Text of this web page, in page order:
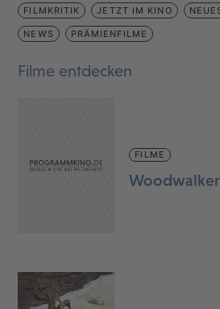
FILMKRITIK JETZT IM KINO
NEWS PRÄMIENFILME
Filme entdecken
FILME